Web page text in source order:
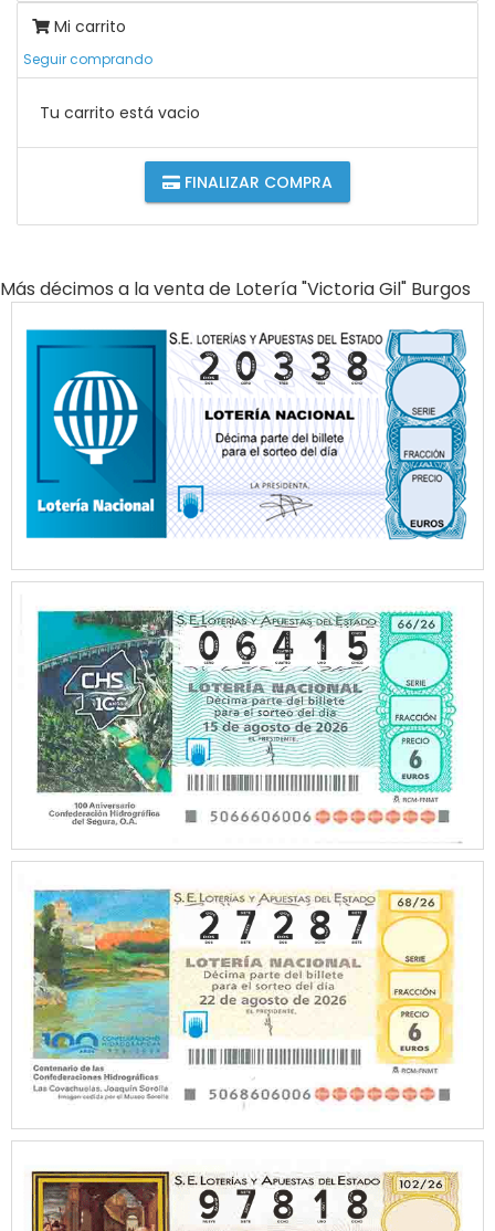
Mi carrito
Seguir comprando
Tu carrito está vacio
FINALIZAR COMPRA
Más décimos a la venta de Lotería "victoria Gil" Burgos